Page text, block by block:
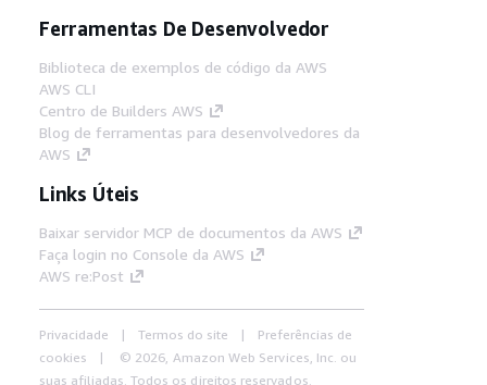
Ferramentas De Desenvolvedor
Biblioteca de exemplos de código da AWS
AWS CLI
Centro de Builders AWS
Blog de ferramentas para desenvolvedores da
AWS
Links Úteis
Baixar servidor MCP de documentos da AWS
Faça login no Console da AWS
AWS re:Post
Privacidade Termos do site
Preferências de
cookies
© 2026, Amazon Web Services, Inc. ou
suas afiliadas. Todos os direitos reservados.